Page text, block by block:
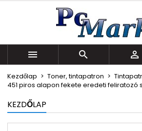
  
Kezdőlap Toner, tintapatron
451 piros alapon fekete eredeti feliratozó
KEZDŐLAP
Kívánságlistáim
add_circle_outline Új lista létrehozása
Kívánságlista
Kívánságlista neve
Bejelentkezés
Be kell jelentkezned a termékek
történő mentéséhez.
Mégsem